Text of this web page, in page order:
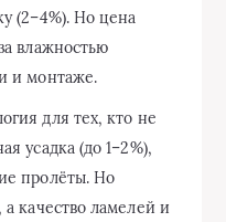
(2–4%). Но цена
влажностью
и монтаже.
для тех, кто не
усадка (до 1–2%),
пролёты. Но
качество ламелей и